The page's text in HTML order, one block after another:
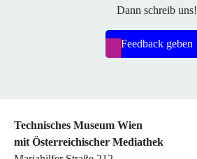
Dann schreib uns!
Feedback geben
Technisches Museum Wien
mit Österreichischer Mediathek